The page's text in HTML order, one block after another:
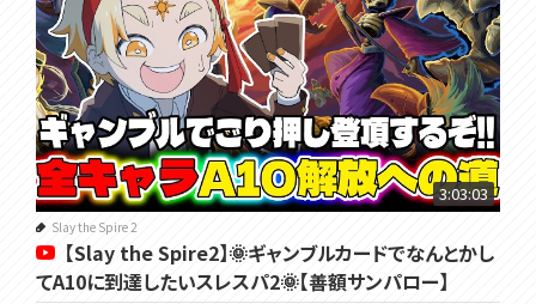
3:03:03
Slay the Spire 2
【Slay the Spire2】🌞ギャンブルカードでなんとかし
てA10に到達したいスレスパ2🌞【善額サンパロー】